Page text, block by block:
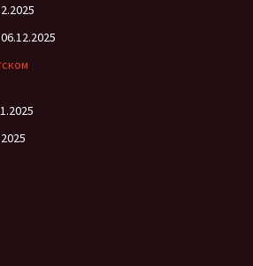
06.12.2025